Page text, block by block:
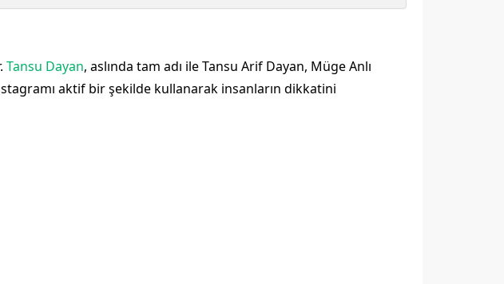
Tansu Dayan, aslında tam adı ile Tansu Arif Dayan, Müge Anlı
aktif bir şekilde kullanarak insanların dikkatini